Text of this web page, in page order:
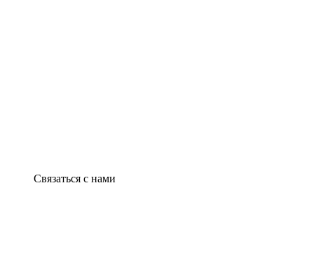
Связаться с нами